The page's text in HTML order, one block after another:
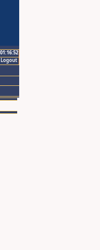
Logout